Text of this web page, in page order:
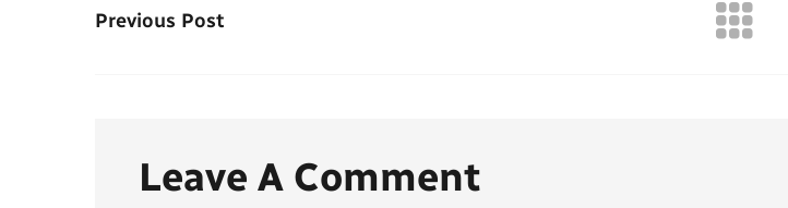
Previous Post
Leave A Comment